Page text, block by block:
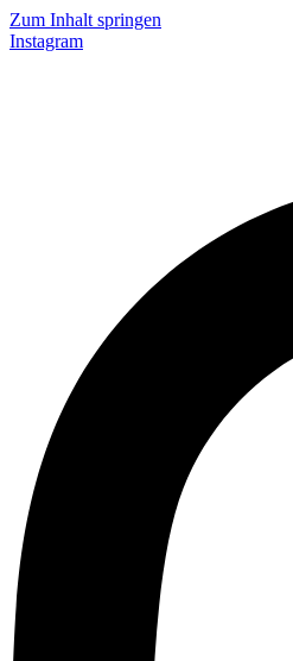
Zum Inhalt springen
Instagram